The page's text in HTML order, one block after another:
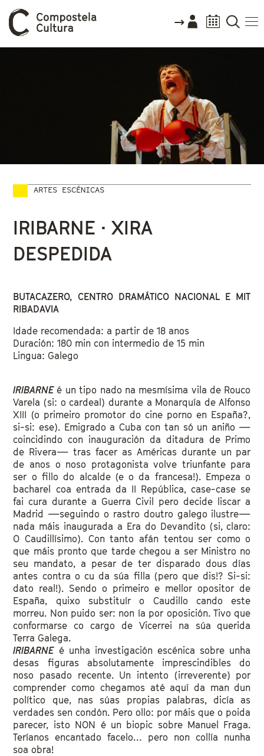
ARTES ESCÉNICAS
Vostede está aquí
IRIBARNE · XIRA
DESPEDIDA
BUTACAZERO, CENTRO DRAMÁTICO NACIONAL E MIT
RIBADAVIA
Idade recomendada: a partir de 18 anos
Duración: 180 min con intermedio de 15 min
Lingua: Galego
IRIBARNEé un tipo nado na mesmísima vila de Rouco
Varela (si: o cardeal) durante a Monarquía de Alfonso
XIII (o primeiro promotor do cine porno en España?,
si-si: ese). Emigrado a Cuba con tan só un aniño —
coincidindo con inauguración da ditadura de Primo
de Rivera— tras facer as Américas durante un par
de anos o noso protagonista volve triunfante para
ser o fillo do alcalde (e o da francesa!). Empeza o
bacharel coa entrada da II República, case-case se
fai cura durante a Guerra Civil pero decide liscar a
Madrid —seguindo o rastro doutro galego ilustre—
nada máis inaugurada a Era do Devandito (si, claro:
O Caudillísimo). Con tanto afán tentou ser como o
que máis pronto que tarde chegou a ser Ministro no
seu mandato, a pesar de ter disparado dous días
antes contra o cu da súa filla (pero que dis!? Si-si:
dato real!). Sendo o primeiro e mellor opositor de
España, quixo substituír o Caudillo cando este
morreu. Non puido ser: non ía por oposición. Tivo que
conformarse co cargo de Vicerrei na súa querida
Terra Galega.
IRIBARNEé unha investigación escénica sobre unha
desas figuras absolutamente imprescindibles do
noso pasado recente. Un intento (irreverente) por
comprender como chegamos até aquí da man dun
político que, nas súas propias palabras, dicía as
verdades sen condón. Pero ollo: por máis que o poida
parecer, isto NON é un biopic sobre Manuel Fraga.
Teríanos encantado facelo… pero non collía nunha
soa obra!